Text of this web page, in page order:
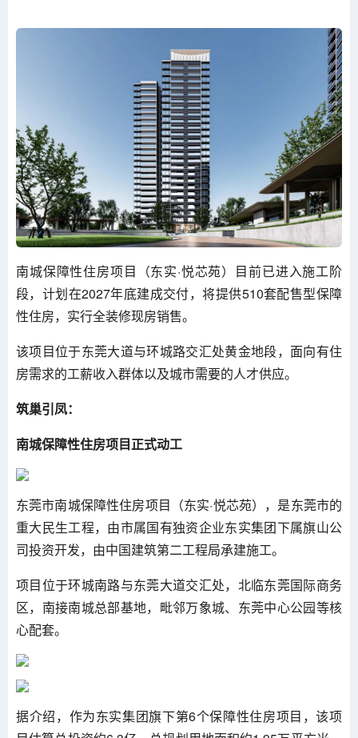
南城保障性住房项目（东实·悦芯苑）目前已进入施工阶
段，计划在2027年底建成交付，将提供510套配售型保障
性住房，实行全装修现房销售。
该项目位于东莞大道与环城路交汇处黄金地段，面向有住
房需求的工薪收入群体以及城市需要的人才供应。
筑巢引凤：
南城保障性住房项目正式动工
东莞市南城保障性住房项目（东实·悦芯苑），是东莞市的
重大民生工程，由市属国有独资企业东实集团下属旗山公
司投资开发，由中国建筑第二工程局承建施工。
项目位于环城南路与东莞大道交汇处，北临东莞国际商务
区，南接南城总部基地，毗邻‌万象城、东莞中心公园等核
心配套。
据介绍，作为东实集团旗下第6个保障性住房项目，该项